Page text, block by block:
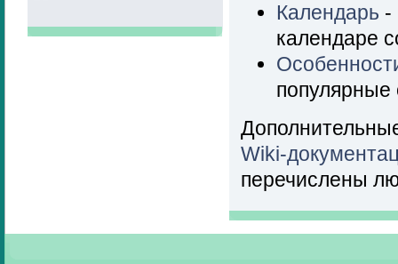
Календарь -
календаре
популярные
Wiki-
перечислены